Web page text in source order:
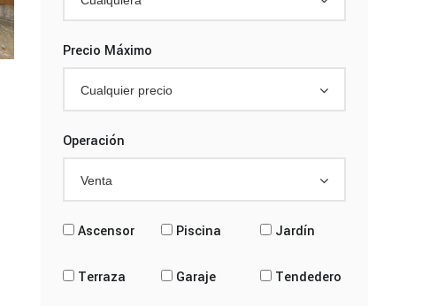
Precio Máximo
Cualquier precio
Operación
Venta
Ascensor Piscina Jardín
Terraza Garaje Tendedero